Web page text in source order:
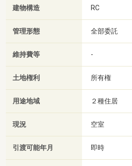
建物構造 RC
管理形態 全部委託
維持費等 -
土地権利 所有権
用途地域 ２種住居
現況 空室
引渡可能年月 即時